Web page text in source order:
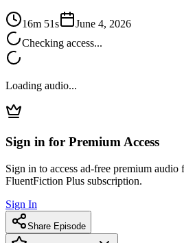
16m 51s
June 4, 2026
Checking access...
Loading audio...
Sign in for Premium Access
Sign in to access ad-free premium audio
FluentFiction Plus subscription.
Sign In
Share Episode